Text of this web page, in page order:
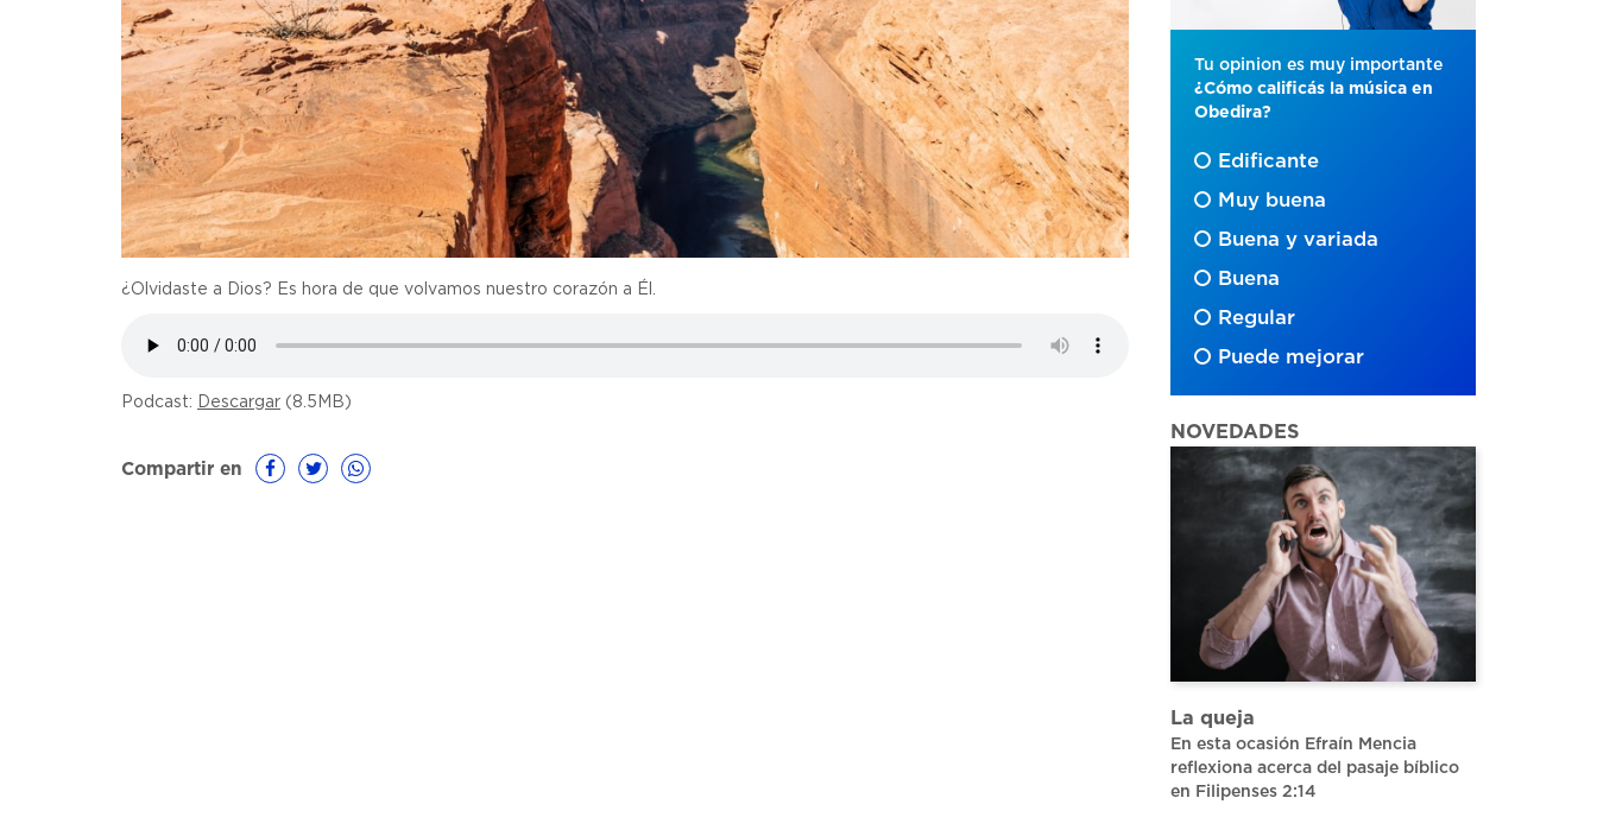
¿Olvidaste a Dios? Es hora de que volvamos nuestro corazón a Él.
Podcast: Descargar (8.5MB)
Compartir en
Tu opinion es muy importante
¿Cómo calificás la música en
Obedira?
Edificante
Muy buena
Buena y variada
Buena
Regular
Puede mejorar
NOVEDADES
La queja
En esta ocasión Efraín Mencia
reflexiona acerca del pasaje bíblico
en Filipenses 2:14